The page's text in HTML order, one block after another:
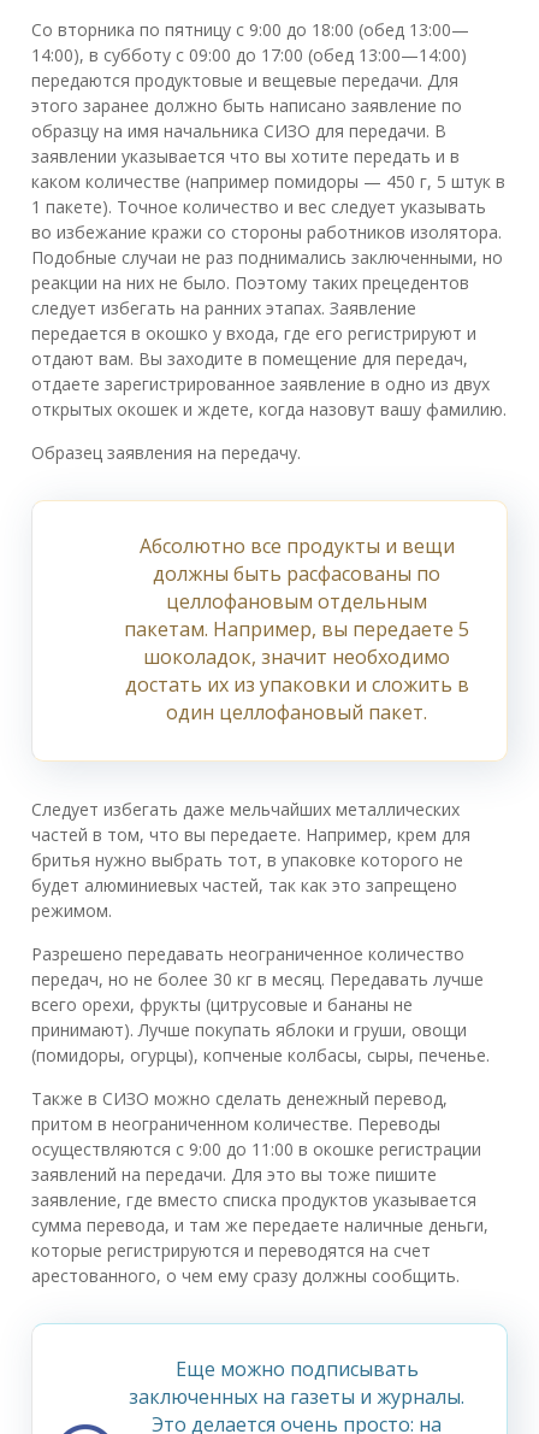
Со вторника по пятницу с 9:00 до 18:00 (обед 13:00—
14:00), в субботу с 09:00 до 17:00 (обед 13:00—14:00)
передаются продуктовые и вещевые передачи. Для
этого заранее должно быть написано заявление по
образцу на имя начальника СИЗО для передачи. В
заявлении указывается что вы хотите передать и в
каком количестве (например помидоры — 450 г, 5 штук в
1 пакете). Точное количество и вес следует указывать
во избежание кражи со стороны работников изолятора.
Подобные случаи не раз поднимались заключенными, но
реакции на них не было. Поэтому таких прецедентов
следует избегать на ранних этапах. Заявление
передается в окошко у входа, где его регистрируют и
отдают вам. Вы заходите в помещение для передач,
отдаете зарегистрированное заявление в одно из двух
открытых окошек и ждете, когда назовут вашу фамилию.
Образец заявления на передачу.
Абсолютно все продукты и вещи
должны быть расфасованы по
целлофановым отдельным
пакетам. Например, вы передаете 5
шоколадок, значит необходимо
достать их из упаковки и сложить в
один целлофановый пакет.
Следует избегать даже мельчайших металлических
частей в том, что вы передаете. Например, крем для
бритья нужно выбрать тот, в упаковке которого не
будет алюминиевых частей, так как это запрещено
режимом.
Разрешено передавать неограниченное количество
передач, но не более 30 кг в месяц. Передавать лучше
всего орехи, фрукты (цитрусовые и бананы не
принимают). Лучше покупать яблоки и груши, овощи
(помидоры, огурцы), копченые колбасы, сыры, печенье.
Также в СИЗО можно сделать денежный перевод,
притом в неограниченном количестве. Переводы
осуществляются с 9:00 до 11:00 в окошке регистрации
заявлений на передачи. Для это вы тоже пишите
заявление, где вместо списка продуктов указывается
сумма перевода, и там же передаете наличные деньги,
которые регистрируются и переводятся на счет
арестованного, о чем ему сразу должны сообщить.
Еще можно подписывать
заключенных на газеты и журналы.
Это делается очень просто: на